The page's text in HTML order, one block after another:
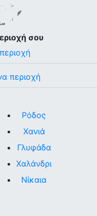
σου
περιοχή
Ρόδος
Χανιά
Γλυφάδα
Χαλάνδρι
Νίκαια